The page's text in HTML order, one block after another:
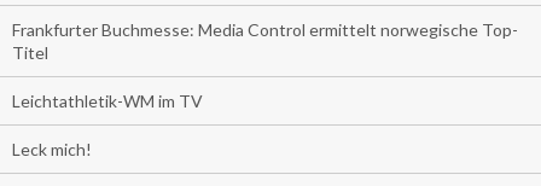
Frankfurter Buchmesse: Media Control ermittelt norwegische Top-
Titel
Leichtathletik-WM im TV
Leck mich!